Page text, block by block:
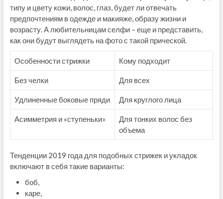
типу и цвету кожи, волос, глаз, будет ли отвечать
предпочтениям в одежде и макияже, образу жизни и
возрасту. А любительницам селфи – еще и представить,
как они будут выглядеть на фото с такой прической.
Особенности стрижки Кому подходит
Без челки Для всех
Удлиненные боковые пряди Для круглого лица
Асимметрия и «ступеньки»
Для тонких волос без
объема
Тенденции 2019 года для подобных стрижек и укладок
включают в себя такие варианты:
боб,
каре,